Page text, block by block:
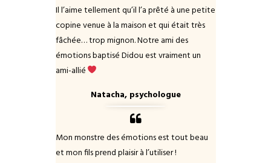
Il l’aime tellement qu’il l’a prêté à une petite
copine venue à la maison et qui était très
fâchée… trop mignon. Notre ami des
émotions baptisé Didou est vraiment un
ami-allié
Natacha, psychologue
Mon monstre des émotions est tout beau
et mon fils prend plaisir à l’utiliser !